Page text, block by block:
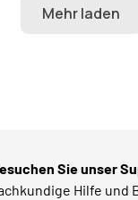
Sie unser
Hilfe und